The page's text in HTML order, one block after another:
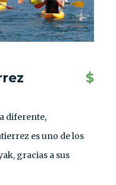
$
diferente,
es uno de los
gracias a sus